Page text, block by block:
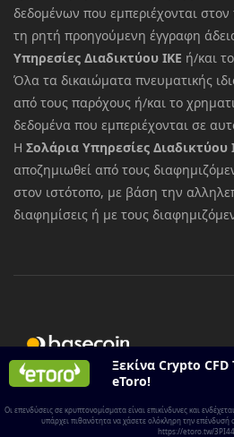
δεδομένων που εμπεριέχονται
τη ρητή προηγούμενη έγγραφη
Υπηρεσίες Διαδικτύου ΙΚΕ ή/και
Όλα τα δικαιώματα πνευματικής
από τους παρόχους ή/και το
δεδομένα που εμπεριέχονται σε
Η Σολάρια Υπηρεσίες Διαδικτύου
αποζημιωθεί από τους
στον ιστότοπο, με βάση την
διαφημίσεις ή με τους
Ξεκίνα Crypto
eToro!
Οι επενδύσεις σε κρυπτονομίσματα είναι επικίνδυνες και
υπάρχει πιθανότητα να χάσετε ολόκληρη την
https://etoro.tw/